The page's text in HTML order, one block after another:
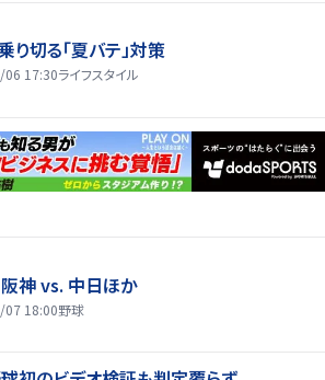
り切る「夏バテ」対策
17:30ライフスタイル
阪神 vs. 中日ほか
18:00野球